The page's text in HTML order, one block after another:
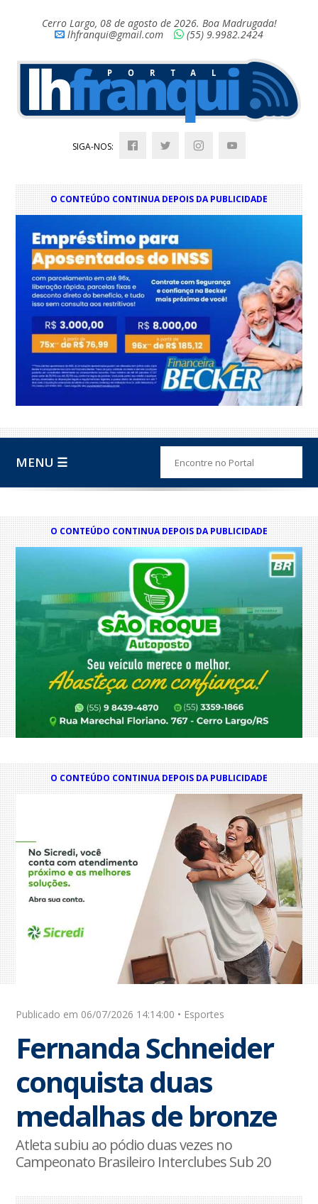
Cerro Largo, 08 de agosto de 2026. Boa Madrugada!
lhfranqui@gmail.com
(55) 9.9982.2424
SIGA-NOS:
O CONTEÚDO CONTINUA DEPOIS DA PUBLICIDADE
MENU ☰
O CONTEÚDO CONTINUA DEPOIS DA PUBLICIDADE
O CONTEÚDO CONTINUA DEPOIS DA PUBLICIDADE
Publicado em 06/07/2026 14:14:00 • Esportes
Fernanda Schneider
conquista duas
medalhas de bronze
Atleta subiu ao pódio duas vezes no
Campeonato Brasileiro Interclubes Sub 20